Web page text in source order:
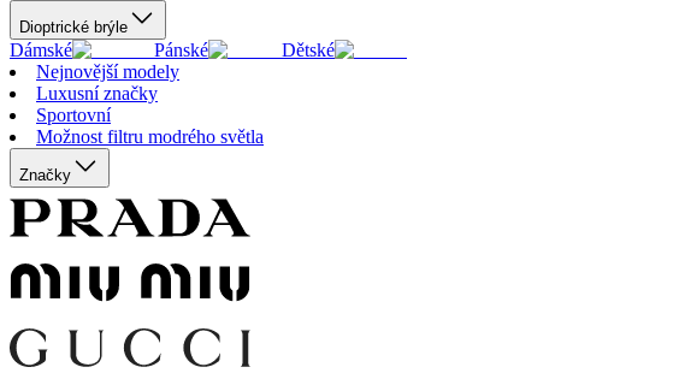
Dioptrické brýle
Dámské Pánské
Dětské
Nejnovější modely
Luxusní značky
Sportovní
Možnost filtru modrého světla
Značky